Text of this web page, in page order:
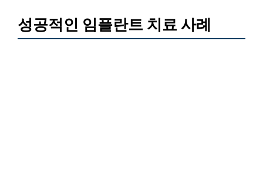
성공적인 임플란트 치료 사례